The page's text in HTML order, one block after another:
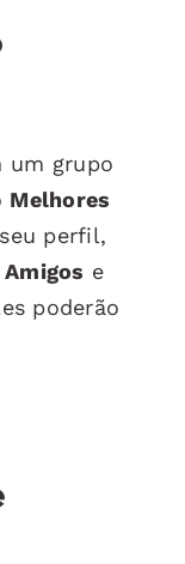
um grupo
Melhores
perfil,
e
poderão